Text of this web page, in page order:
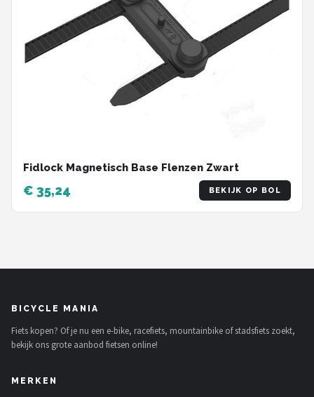
Fidlock Magnetisch Base Flenzen Zwart
€ 35,24 BEKIJK OP BOL
BICYCLE MANIA
Fiets kopen? Of je nu een e-bike, racefiets, mountainbike of stadsfiets zoekt,
bekijk ons grote aanbod fietsen online!
MERKEN